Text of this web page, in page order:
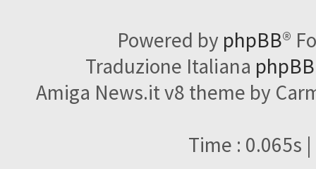
Powered by phpBB®
Traduzione Italiana
Amiga News.it v8 theme by
Time : 0.065s